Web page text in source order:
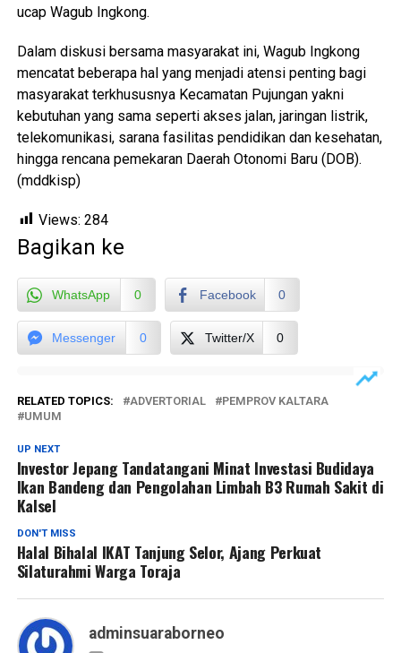
ucap Wagub Ingkong.
Dalam diskusi bersama masyarakat ini, Wagub Ingkong
mencatat beberapa hal yang menjadi atensi penting bagi
masyarakat terkhususnya Kecamatan Pujungan yakni
kebutuhan yang sama seperti akses jalan, jaringan listrik,
telekomunikasi, sarana fasilitas pendidikan dan kesehatan,
hingga rencana pemekaran Daerah Otonomi Baru (DOB).
(mddkisp)
Views: 284
Bagikan ke
WhatsApp 0 Facebook 0
Messenger 0 Twitter/X 0
RELATED TOPICS: ADVERTORIAL
PEMPROV KALTARA
UMUM
UP NEXT
Investor Jepang Tandatangani Minat Investasi Budidaya
Ikan Bandeng dan Pengolahan Limbah B3 Rumah Sakit di
Kalsel
DON'T MISS
Halal Bihalal IKAT Tanjung Selor, Ajang Perkuat
Silaturahmi Warga Toraja
adminsuaraborneo